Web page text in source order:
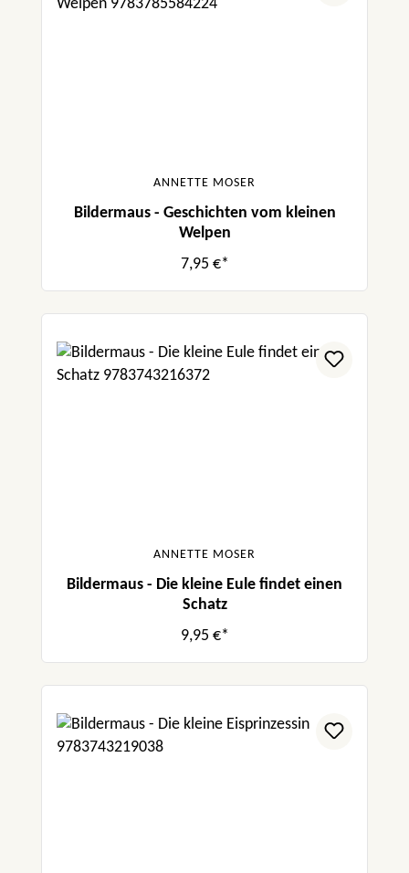
ANNETTE MOSER
Bildermaus - Geschichten vom kleinen
Welpen
7,95 €*
ANNETTE MOSER
Bildermaus - Die kleine Eule findet einen
Schatz
9,95 €*